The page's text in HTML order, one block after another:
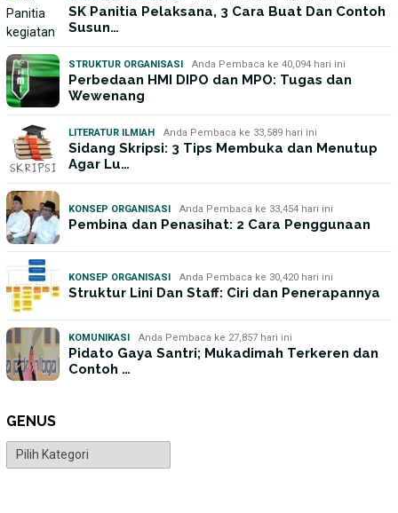
SK Panitia Pelaksana, 3 Cara Buat Dan Contoh
Susun…
STRUKTUR ORGANISASI Anda Pembaca ke 40,094 hari ini
Perbedaan HMI DIPO dan MPO: Tugas dan
Wewenang
LITERATUR ILMIAH Anda Pembaca ke 33,589 hari ini
Sidang Skripsi: 3 Tips Membuka dan Menutup
Agar Lu…
KONSEP ORGANISASI Anda Pembaca ke 33,454 hari ini
Pembina dan Penasihat: 2 Cara Penggunaan
KONSEP ORGANISASI Anda Pembaca ke 30,420 hari ini
Struktur Lini Dan Staff: Ciri dan Penerapannya
KOMUNIKASI Anda Pembaca ke 27,857 hari ini
Pidato Gaya Santri; Mukadimah Terkeren dan
Contoh …
GENUS
Genus